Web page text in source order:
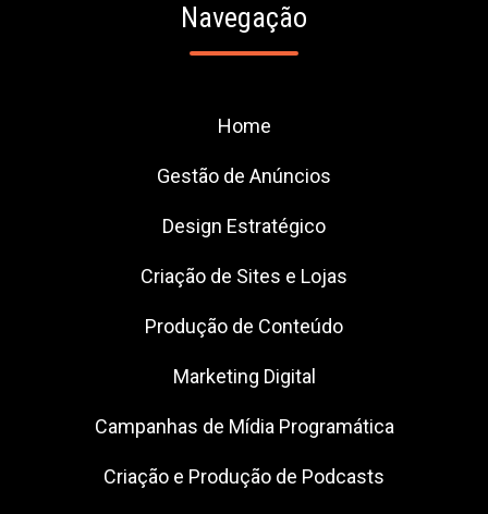
Navegação
Home
Gestão de Anúncios
Design Estratégico
Criação de Sites e Lojas
Produção de Conteúdo
Marketing Digital
Campanhas de Mídia Programática
Criação e Produção de Podcasts